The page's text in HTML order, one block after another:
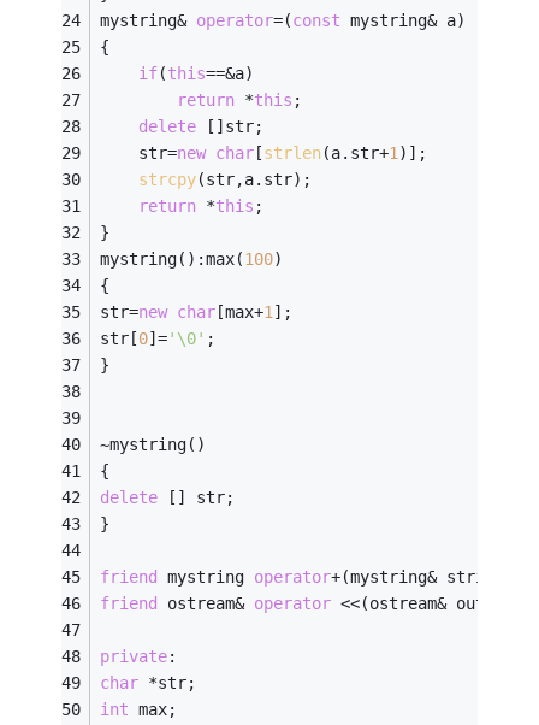
mystring& operator=(const mystring& a)
{
if(this==&a)
return *this ;
delete []str;
	str=
new char [strlen(a.str+1)];
strcpy(str,a.str);
return *this ;
}
mystring():max(100)
{
str=new char [max+1];
str[0]='\0' ;
}
~mystring()
{
delete [] str;
}
friend mystring operator+(mystring&
friend
ostream& operator <<(ostream& outs,
private:
char *str;
int max;